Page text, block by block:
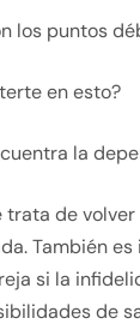
los puntos
en esto?
la
trata de
También
si la
de